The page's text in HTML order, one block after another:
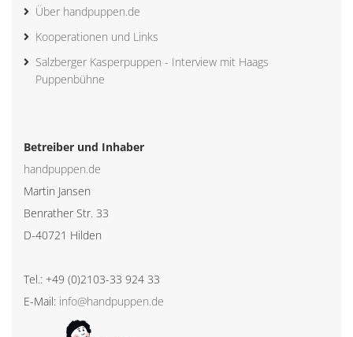
Über handpuppen.de
Kooperationen und Links
Salzberger Kasperpuppen - Interview mit Haags
Puppenbühne
Betreiber und Inhaber
handpuppen.de
Martin Jansen
Benrather Str. 33
D-40721 Hilden
Tel.: +49 (0)2103-33 924 33
E-Mail: info@handpuppen.de